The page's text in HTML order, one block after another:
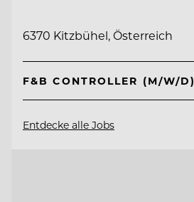
6370 Kitzbühel, Österreich
F&B CONTROLLER (M/W/D)
Entdecke alle Jobs